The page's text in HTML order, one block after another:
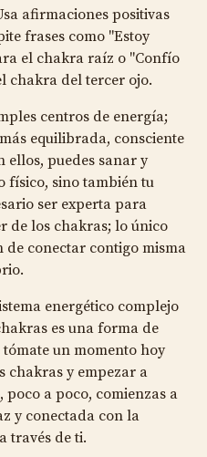
afirmaciones positivas
frases como "Estoy
el chakra raíz o "Confío
chakra del tercer ojo.
centros de energía;
equilibrada, consciente
ellos, puedes sanar y
físico, sino también tu
ser experta para
de los chakras; lo único
de conectar contigo misma
energético complejo
es una forma de
un momento hoy
chakras y empezar a
a poco, comienzas a
y conectada con la
través de ti.